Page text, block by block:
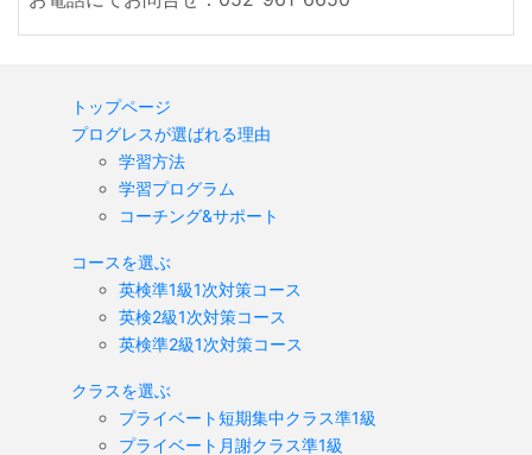
トップページ
プログレスが選ばれる理由
学習方法
学習プログラム
コーチング&サポート
コースを選ぶ
英検準1級1次対策コース
英検2級1次対策コース
英検準2級1次対策コース
クラスを選ぶ
プライベート短期集中クラス準1級
プライベート月謝クラス準1級